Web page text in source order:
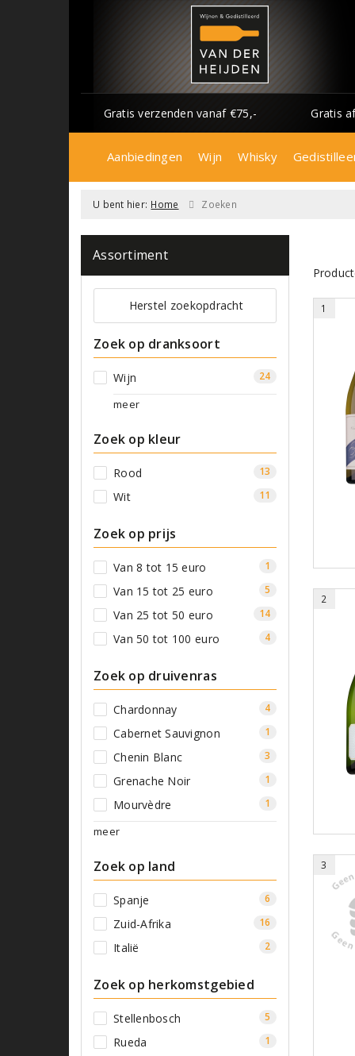
Gratis verzenden vanaf €75,- Gratis
Aanbiedingen Wijn Whisky
U bent hier: Home Zoeken
Assortiment
Herstel zoekopdracht
Zoek op dranksoort
Wijn 24
meer
Zoek op kleur
Rood 13
Wit 11
Zoek op prijs
Van 8 tot 15 euro 1
Van 15 tot 25 euro 5
Van 25 tot 50 euro 14
Van 50 tot 100 euro 4
Zoek op druivenras
Chardonnay 4
Cabernet Sauvignon 1
Chenin Blanc 3
Grenache Noir 1
Mourvèdre 1
meer
Zoek op land
Spanje 6
Zuid-Afrika 16
Italië 2
Zoek op herkomstgebied
Stellenbosch 5
Rueda 1
1
2
3